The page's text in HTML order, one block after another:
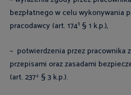
bezpłatnego w celu wykonywania
pracodawcy (art. 174¹ § 1 k.p.),
– potwierdzenia przez pracownika
przepisami oraz zasadami
(art. 237⁴ § 3 k.p.).